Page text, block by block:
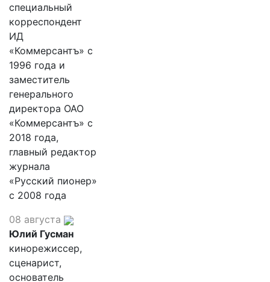
специальный
корреспондент
ИД
«Коммерсантъ» с
1996 года и
заместитель
генерального
директора ОАО
«Коммерсантъ» с
2018 года,
главный редактор
журнала
«Русский пионер»
с 2008 года
08 августа
Юлий Гусман
кинорежиссер,
сценарист,
основатель